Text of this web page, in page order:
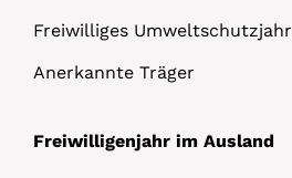
Freiwilliges Umweltschutzjahr
Anerkannte Träger
Freiwilligenjahr im Ausland